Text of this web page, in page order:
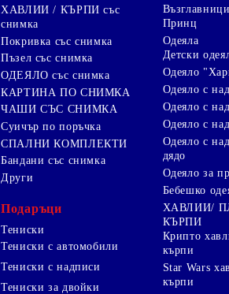
ХАВЛИИ / КЪРПИ със
снимка
Покривка със снимка
Пъзел със снимка
ОДЕЯЛО със снимка
КАРТИНА ПО СНИМКА
ЧАШИ СЪС СНИМКА
Суичър по поръчка
СПАЛНИ КОМПЛЕКТИ
Бандани със снимка
Други
Подаръци
Тениски
Тениски с автомобили
Тениски с надписи
Тениски за двойки
Принц
Одеяла
Детски
Одеяло
Одеяло с
Одеяло с
Одеяло с
Одеяло с
дядо
Одеяло за
Бебешко
ХАВЛИИ/
КЪРПИ
Крипто
кърпи
Star Wars
кърпи